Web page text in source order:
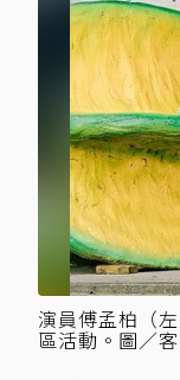
演員傅孟柏（
區活動。圖／